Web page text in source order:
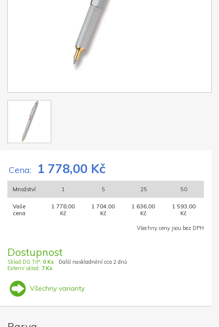
Cena: 1 778,00 Kč
Množství 1 5 25 50
Vaše
cena
1 778,00
Kč
1 704,00
Kč
1 636,00
Kč
1 593,00
Kč
Všechny ceny jsou bez DPH
Dostupnost
Sklad DG TIP: 0 Ks
Externí sklad: 7 Ks
Další naskladnění cca 2 dnů
Všechny varianty